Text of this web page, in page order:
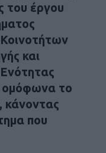
του έργου
και
ομόφωνα το
κάνοντας
που